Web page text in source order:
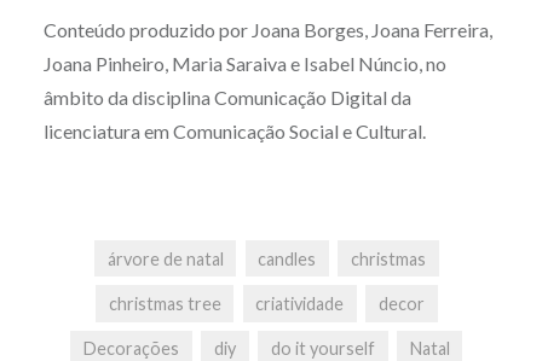
Conteúdo produzido por Joana Borges, Joana Ferreira,
Joana Pinheiro, Maria Saraiva e Isabel Núncio, no
âmbito da disciplina Comunicação Digital da
licenciatura em Comunicação Social e Cultural.
árvore de natal candles christmas
christmas tree criatividade decor
Decorações diy do it yourself Natal